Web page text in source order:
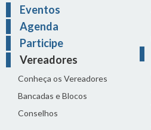
Eventos
Agenda
Participe
Vereadores
Conheça os Vereadores
Bancadas e Blocos
Conselhos